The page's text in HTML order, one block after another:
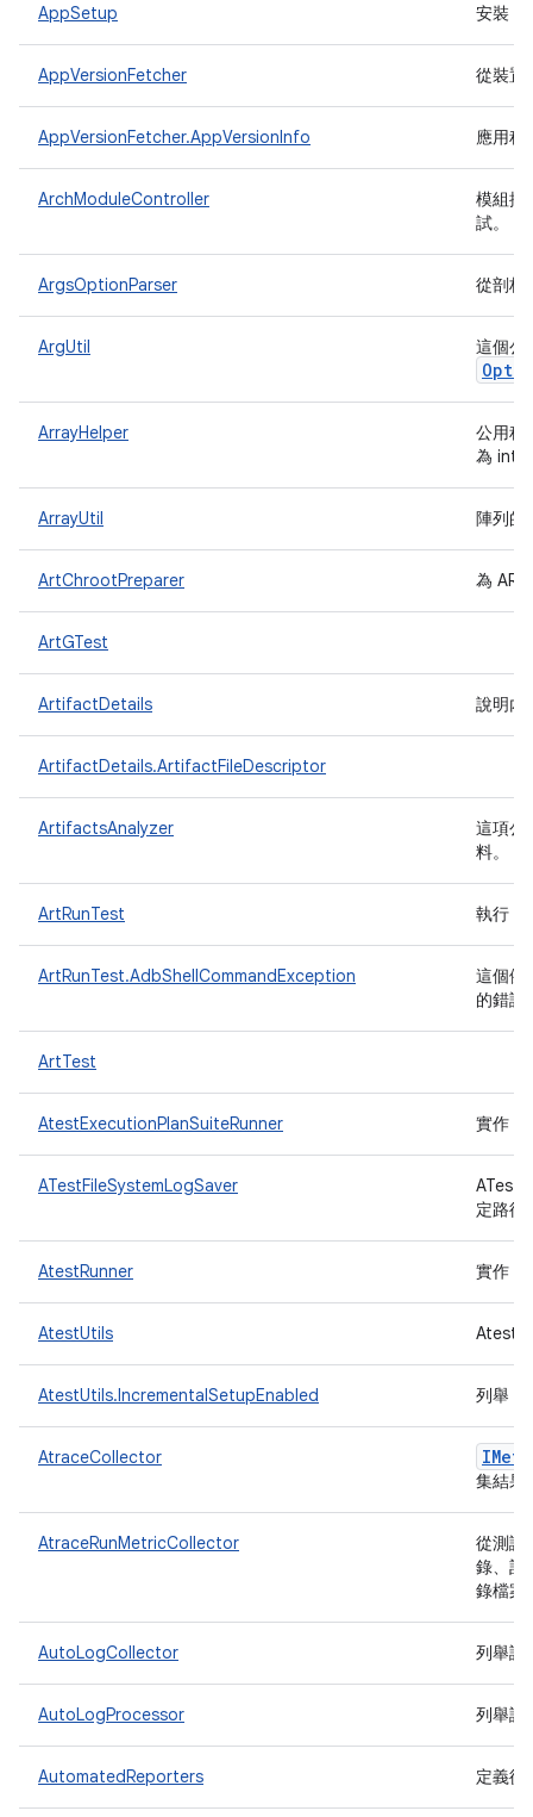
AppSetup 安裝
AppVersionFetcher 從裝置
AppVersionFetcher.AppVersionInfo 應用程
ArchModuleController
模組控
試。
ArgsOptionParser 從剖析
ArgUtil 這個公
ArrayHelper
公用程
為 int/
ArrayUtil 陣列的
ArtChrootPreparer 為
ArtGTest
ArtifactDetails 說明內
ArtifactDetails.ArtifactFileDescriptor
ArtifactsAnalyzer
這項公
料。
ArtRunTest 執行
ArtRunTest.AdbShellCommandException
這個例
的錯
ArtTest
AtestExecutionPlanSuiteRunner 實作
ATestFileSystemLogSaver
ATest
定路
AtestRunner 實作
AtestUtils Atest
AtestUtils.IncrementalSetupEnabled 列舉，
AtraceCollector
集結果
AtraceRunMetricCollector
從測試
錄、記
錄檔案
AutoLogCollector 列舉說
AutoLogProcessor 列舉說
AutomatedReporters 定義